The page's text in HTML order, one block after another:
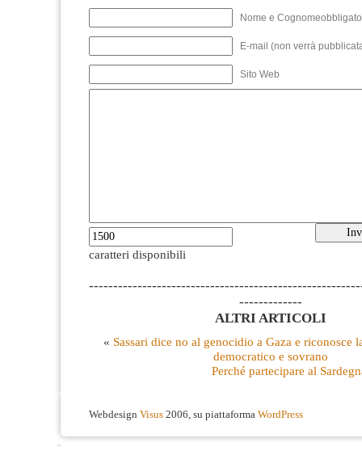
Nome e
E-mail (non verrà
Sito Web
caratteri disponibili
-------------
ALTRI ARTICOLI
« Sassari dice no al genocidio a Gaza e riconosce
democratico e sovrano
Perché partecipare al
Webdesign Visus 2006, su piattaforma WordPress